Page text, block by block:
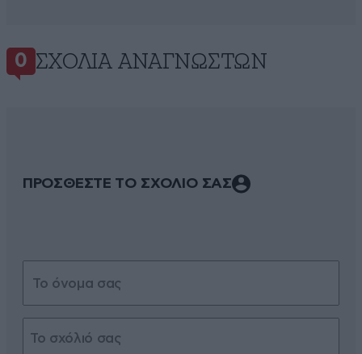
0 ΣΧΌΛΙΑ ΑΝΑΓΝΩΣΤΏΝ
ΠΡΟΣΘΕΣΤΕ ΤΟ ΣΧΟΛΙΟ ΣΑΣ